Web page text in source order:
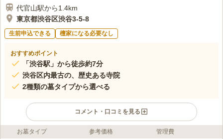
代官山駅から1.4km
東京都渋谷区渋谷3-5-8
生前申込できる 檀家になる必要なし
おすすめポイント
「渋谷駅」から徒歩約7分
渋谷区内最古の、歴史ある寺院
2種類の墓タイプから選べる
コメント・口コミを見る
ライフドット編集部のコメント
お墓タイプ 参考価格 管理費